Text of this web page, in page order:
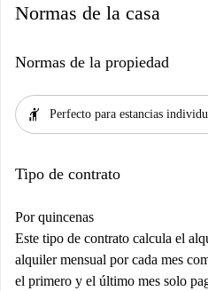
Normas de la casa
Normas de la propiedad
hail Perfecto para estancias
Tipo de contrato
Por quincenas
Este tipo de contrato calcula el
alquiler mensual por cada mes
el primero y el último mes solo